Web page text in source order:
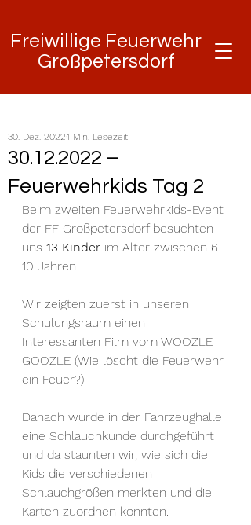
Freiwillige Feuerwehr
Großpetersdorf
Freiwillige Feuerwehr
Großpetersdorf
30.12.2022 –
Feuerwehrkids Tag 2
30. Dez. 20221 Min. Lesezeit
Beim zweiten Feuerwehrkids-Event
der FF Großpetersdorf besuchten
uns 13 Kinder im Alter zwischen 6-
10 Jahren.
Wir zeigten zuerst in unseren
Schulungsraum einen
Interessanten Film vom WOOZLE
GOOZLE (Wie löscht die Feuerwehr
ein Feuer?)
Danach wurde in der Fahrzeughalle
eine Schlauchkunde durchgeführt
und da staunten wir, wie sich die
Kids die verschiedenen
Schlauchgrößen merkten und die
Karten zuordnen konnten.